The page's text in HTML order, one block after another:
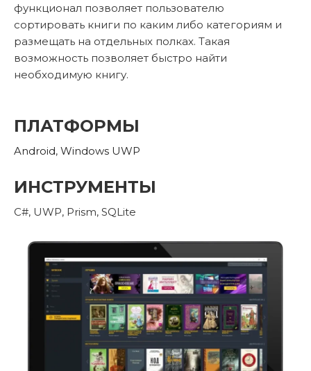
функционал позволяет пользователю
сортировать книги по каким либо категориям и
размещать на отдельных полках. Такая
возможность позволяет быстро найти
необходимую книгу.
ПЛАТФОРМЫ
Android, Windows UWP
ИНСТРУМЕНТЫ
C#, UWP, Prism, SQLite